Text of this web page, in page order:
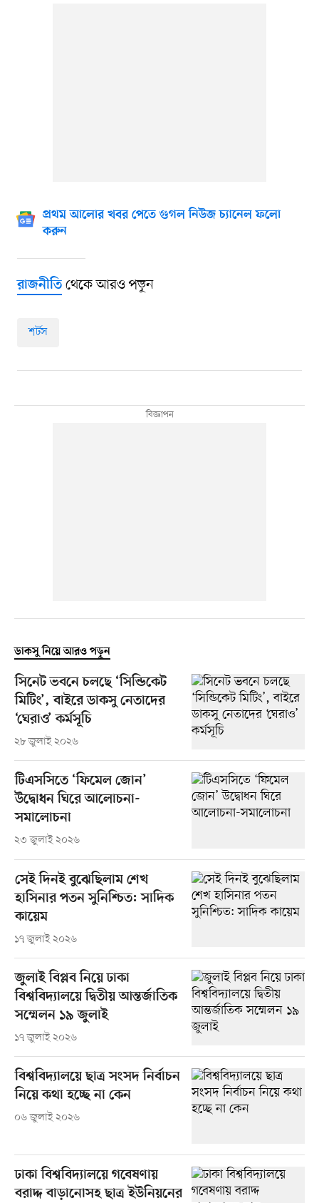
প্রথম আলোর খবর পেতে গুগল নিউজ চ্যানেল ফলো
করুন
রাজনীতিথেকে আরও পড়ুন
শর্টস
ডাকসু নিয়ে আরও পড়ুন
সিনেট ভবনে চলছে ‘সিন্ডিকেট
মিটিং’, বাইরে ডাকসু নেতাদের
‘ঘেরাও’ কর্মসূচি
২৮ জুলাই ২০২৬
টিএসসিতে ‘ফিমেল জোন’
উদ্বোধন ঘিরে আলোচনা-
সমালোচনা
২৩ জুলাই ২০২৬
সেই দিনই বুঝেছিলাম শেখ
হাসিনার পতন সুনিশ্চিত: সাদিক
কায়েম
১৭ জুলাই ২০২৬
জুলাই বিপ্লব নিয়ে ঢাকা
বিশ্ববিদ্যালয়ে দ্বিতীয় আন্তর্জাতিক
সম্মেলন ১৯ জুলাই
১৭ জুলাই ২০২৬
বিশ্ববিদ্যালয়ে ছাত্র সংসদ নির্বাচন
নিয়ে কথা হচ্ছে না কেন
০৬ জুলাই ২০২৬
ঢাকা বিশ্ববিদ্যালয়ে গবেষণায়
বরাদ্দ বাড়ানোসহ ছাত্র ইউনিয়নের